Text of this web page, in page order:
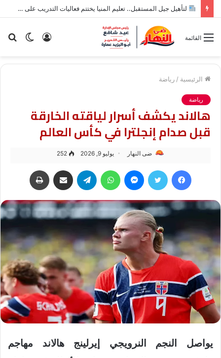
لتأهيل جيل المستقبل.. تعليم المنيا يختتم فعاليات التدريب على أدوات الذكاء الاصطناعي لطلاب الإعدادية
الوضع تسجيل
القائمة
الرئيسية / رياضة
رياضة
هالاند يكشف أسرار لياقته الخارقة
قبل صدام إنجلترا في كأس العالم
ضى النهار يوليو 9, 2026 252
فيسبوك تويتر ماسنجر واتساب تيلقرام مشاركة عبر البريد
يواصل النجم النرويجي إيرلينج هالاند مهاجم